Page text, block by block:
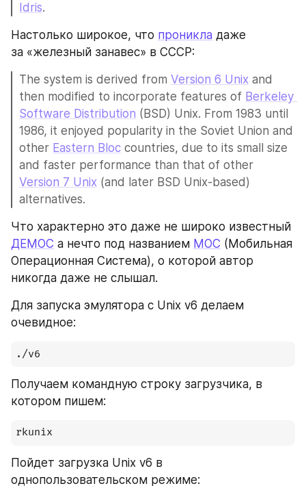
Idris.
Настолько широкое, что проникла даже
за «железный занавес» в СССР:
The system is derived from Version 6 Unix and
then modified to incorporate features of Berkeley
Software Distribution (BSD) Unix. From 1983 until
1986, it enjoyed popularity in the Soviet Union and
other Eastern Bloc countries, due to its small size
Version 7 Unix (and later BSD Unix-based)
alternatives.
ДЕМОС а нечто под названием МОС (Мобильная
Операционная Система), о которой автор
никогда даже не слышал.
Для запуска эмулятора с Unix v6 делаем
очевидное:
./v6
Получаем командную строку загрузчика, в
котором пишем:
rkunix
Пойдет загрузка Unix v6 в
однопользовательском режиме: